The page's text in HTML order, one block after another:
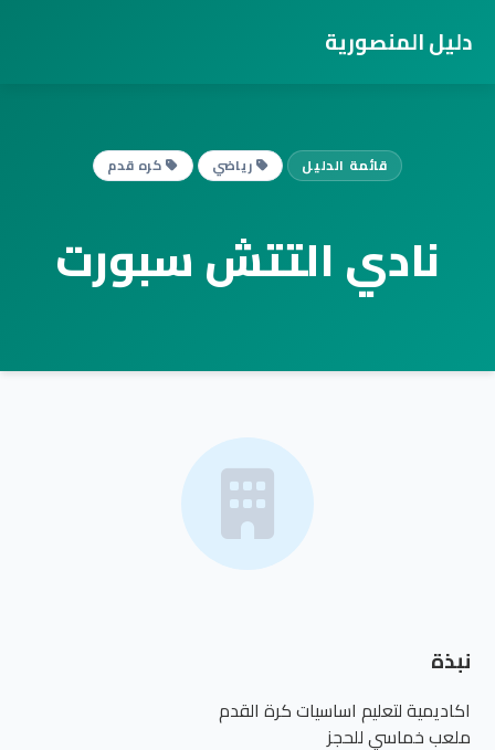
دليل المنصورية
قائمة الدليل رياضي كره قدم
نادي التتش سبورت
نبذة
اكاديمية لتعليم اساسيات كرة القدم
ملعب خماسي للحجز